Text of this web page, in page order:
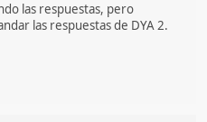
las respuestas, pero
las respuestas de DYA 2.